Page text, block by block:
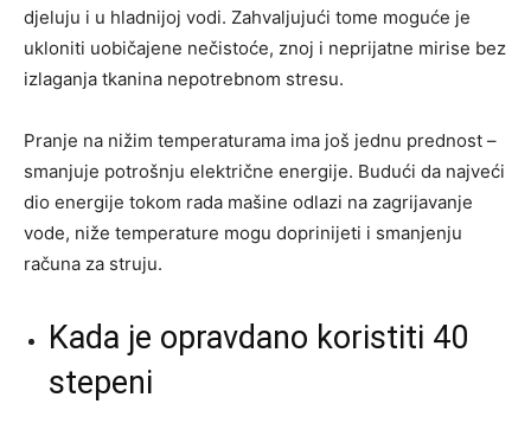
djeluju i u hladnijoj vodi. Zahvaljujući tome moguće je
ukloniti uobičajene nečistoće, znoj i neprijatne mirise bez
izlaganja tkanina nepotrebnom stresu.
Pranje na nižim temperaturama ima još jednu prednost –
smanjuje potrošnju električne energije. Budući da najveći
dio energije tokom rada mašine odlazi na zagrijavanje
vode, niže temperature mogu doprinijeti i smanjenju
računa za struju.
Kada je opravdano koristiti 40
stepeni